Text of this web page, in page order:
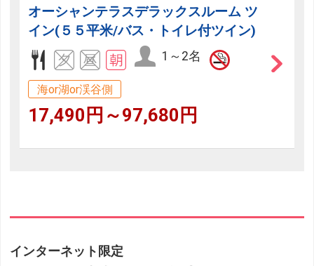
オーシャンテラスデラックスルーム ツ
イン(５５平米/バス・トイレ付ツイン)
1～2名
海or湖or渓谷側
17,490円～97,680円
インターネット限定